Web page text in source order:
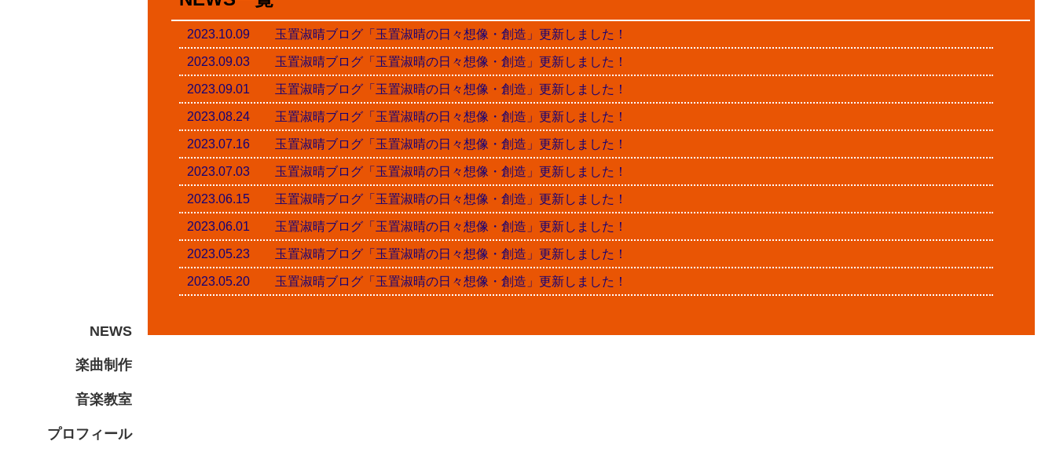
NEWS
楽曲制作
音楽教室
プロフィール
2023.10.09 玉置淑晴ブログ「玉置淑晴の日々想像・創造」更新しました！
2023.09.03 玉置淑晴ブログ「玉置淑晴の日々想像・創造」更新しました！
2023.09.01 玉置淑晴ブログ「玉置淑晴の日々想像・創造」更新しました！
2023.08.24 玉置淑晴ブログ「玉置淑晴の日々想像・創造」更新しました！
2023.07.16 玉置淑晴ブログ「玉置淑晴の日々想像・創造」更新しました！
2023.07.03 玉置淑晴ブログ「玉置淑晴の日々想像・創造」更新しました！
2023.06.15 玉置淑晴ブログ「玉置淑晴の日々想像・創造」更新しました！
2023.06.01 玉置淑晴ブログ「玉置淑晴の日々想像・創造」更新しました！
2023.05.23 玉置淑晴ブログ「玉置淑晴の日々想像・創造」更新しました！
2023.05.20 玉置淑晴ブログ「玉置淑晴の日々想像・創造」更新しました！